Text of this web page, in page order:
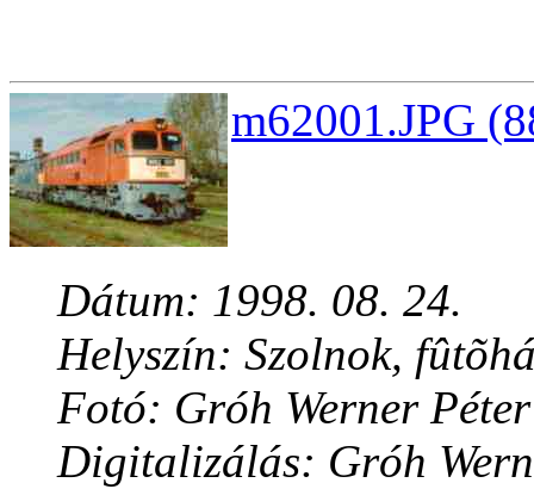
m62001.JPG
Dátum: 1998. 08. 24.
Helyszín: Szolnok,
Fotó: Gróh Werner Péter
Digitalizálás: Gróh